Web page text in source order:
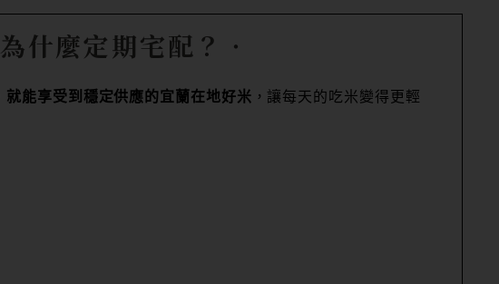
為什麼定期宅配？ ‧
就能享受到穩定供應的宜蘭在地好米 ，讓每天的吃米變得更輕